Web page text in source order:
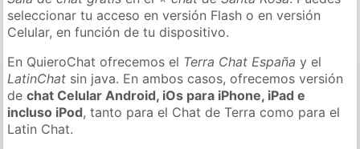
seleccionar tu acceso en versión Flash o en versión
Celular, en función de tu dispositivo.
En QuieroChat ofrecemos el Terra Chat España y el
LatinChat sin java. En ambos casos, ofrecemos versión
dechat Celular Android, iOs para iPhone, iPad e
incluso iPod, tanto para el Chat de Terra como para el
Latin Chat.